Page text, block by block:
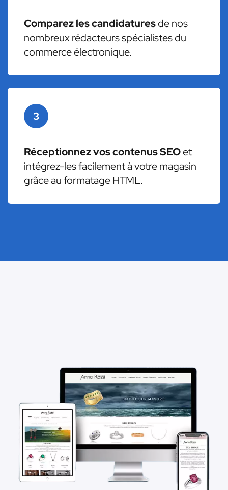
Comparez les candidaturesde nos
nombreux rédacteurs spécialistes du
commerce électronique.
3
Réceptionnez vos contenus SEOet
intégrez-les facilement à votre magasin
grâce au formatage HTML.